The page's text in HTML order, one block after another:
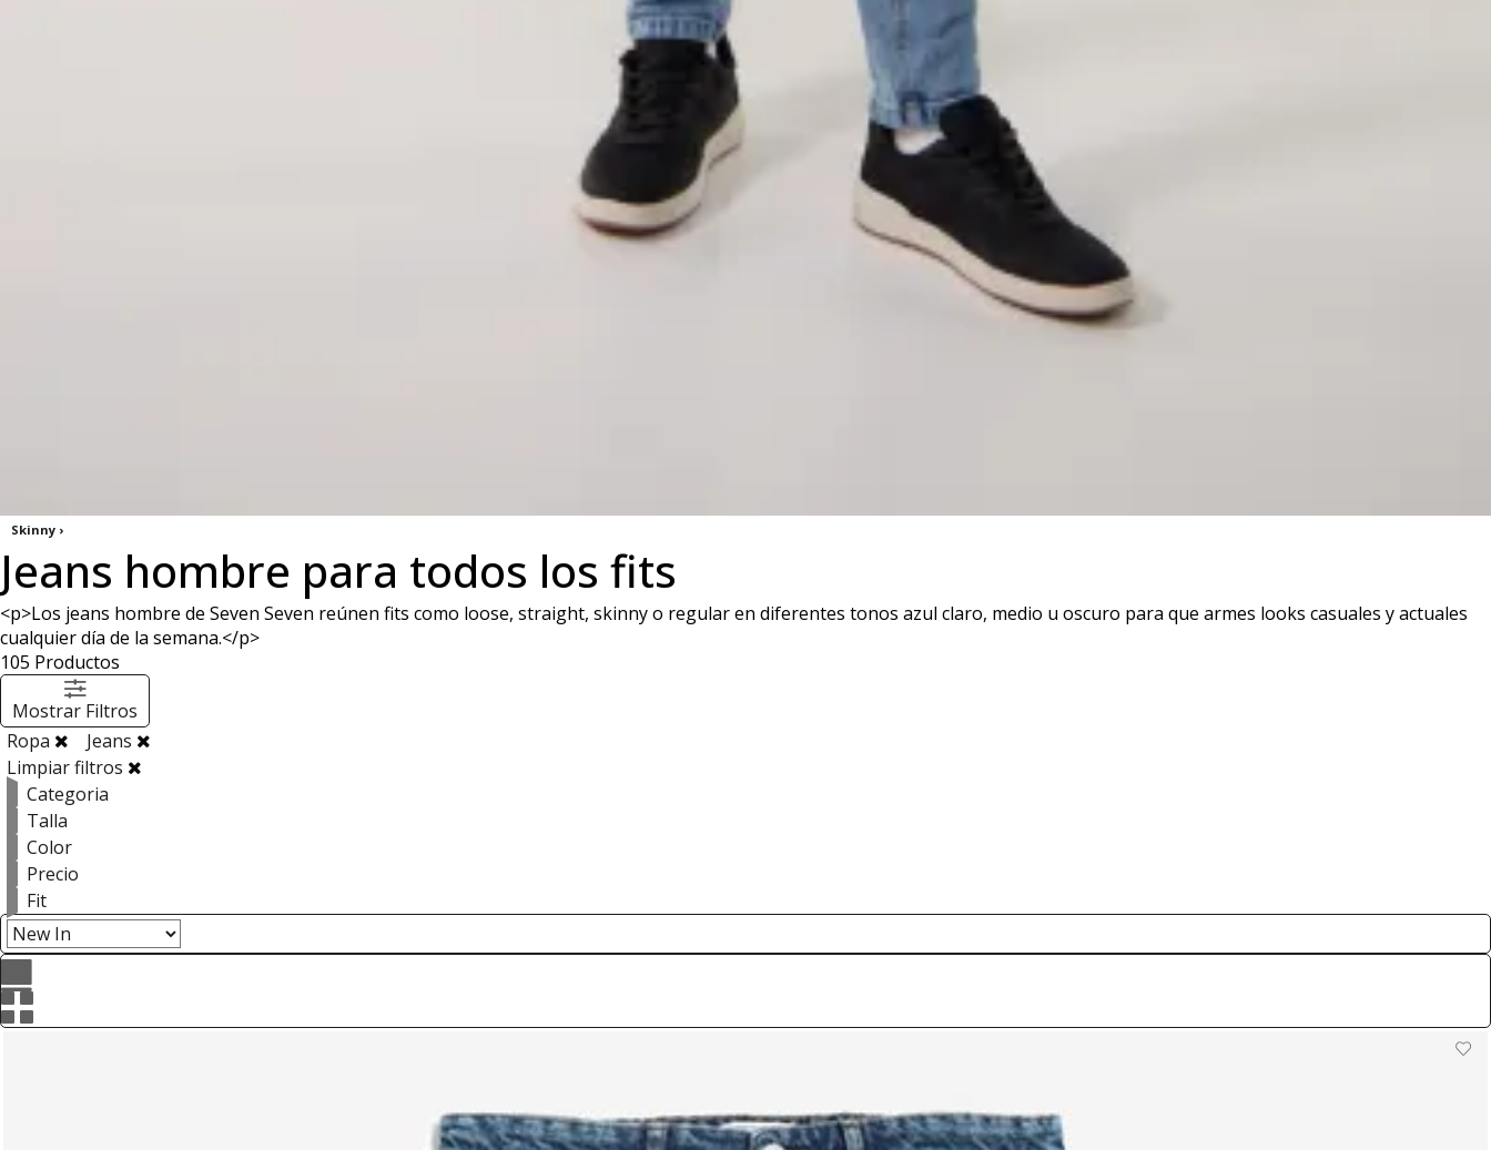
Skinny ›
Jeans hombre para todos los fits
<p>Los jeans hombre de Seven Seven reúnen fits como loose, straight, skinny o regular en diferentes tonos azul claro, medio u oscuro para que armes looks casuales y actuales
cualquier día de la semana.</p>
105 Productos
Mostrar Filtros
Ropa
Jeans
Limpiar filtros
Categoria
Talla
Color
Precio
Fit